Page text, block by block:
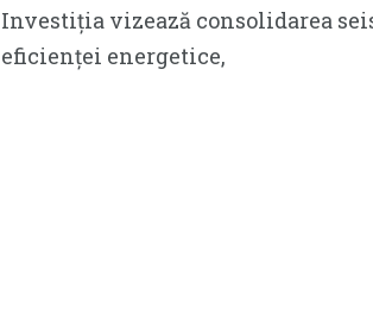
Investiția vizează consolidarea
eficienței energetice,